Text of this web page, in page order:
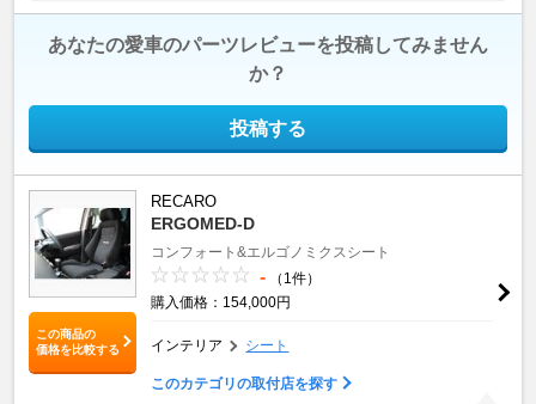
あなたの愛車のパーツレビューを投稿してみません
か？
投稿する
この商品の
価格を比較する
RECARO
ERGOMED-D
コンフォート&エルゴノミクスシート
-
（1件）
購入価格：154,000円
インテリア シート
このカテゴリの取付店を探す